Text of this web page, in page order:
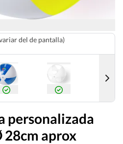
del de pantalla)
personalizada
28cm aprox